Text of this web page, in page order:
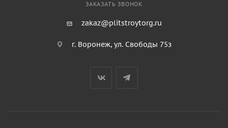
ЗАКАЗАТЬ ЗВОНОК
zakaz@plitstroytorg.ru
г. Воронеж, ул. Свободы 75з